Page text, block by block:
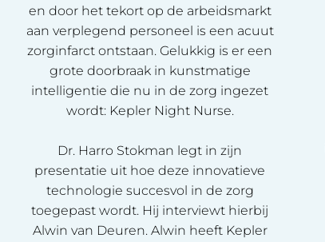
en door het tekort op de arbeidsmarkt
aan verplegend personeel is een acuut
zorginfarct ontstaan. Gelukkig is er een
grote doorbraak in kunstmatige
intelligentie die nu in de zorg ingezet
wordt: Kepler Night Nurse.
Dr. Harro Stokman legt in zijn
presentatie uit hoe deze innovatieve
technologie succesvol in de zorg
toegepast wordt. Hij interviewt hierbij
Alwin van Deuren. Alwin heeft Kepler